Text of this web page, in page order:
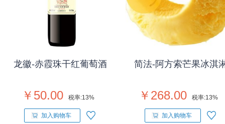
龙徽-赤霞珠干红葡萄酒
￥50.00 税率:13%
加入购物车
简法-阿方索芒果冰淇
￥268.00 税率:13%
加入购物车